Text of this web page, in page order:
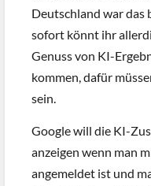
Deutschland war das
sofort könnt ihr
Genuss von KI-
kommen, dafür
sein.
Google will die KI-
anzeigen wenn man
angemeldet ist und